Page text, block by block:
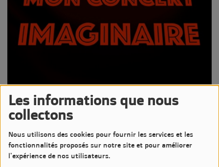
Les informations que nous
collectons
Nous utilisons des cookies pour fournir les services et les
fonctionnalités proposés sur notre site et pour améliorer
l'expérience de nos utilisateurs.
15 JUIN 2025 - 1525 VUES
Écouter le podcast
Écoutez ou réécoutez Mon Concert Imaginaire par Jean-Luc
CATURLA du 15 juin 2025